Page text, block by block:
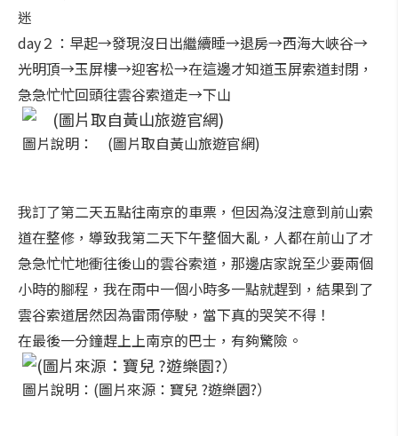
迷
day２：早起→發現沒日出繼續睡→退房→西海大峽谷→
光明頂→玉屏樓→迎客松→在這邊才知道玉屏索道封閉，
急急忙忙回頭往雲谷索道走→下山
圖片說明： (圖片取自黃山旅遊官網)
我訂了第二天五點往南京的車票，但因為沒注意到前山索
道在整修，導致我第二天下午整個大亂，人都在前山了才
急急忙忙地衝往後山的雲谷索道，那邊店家說至少要兩個
小時的腳程，我在雨中一個小時多一點就趕到，結果到了
雲谷索道居然因為雷雨停駛，當下真的哭笑不得！
在最後一分鐘趕上上南京的巴士，有夠驚險。
圖片說明：(圖片來源：寶兒 ?遊樂園?）